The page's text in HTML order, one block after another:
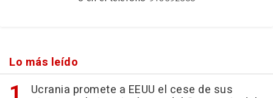
Lo más leído
Ucrania promete a EEUU el cese de sus